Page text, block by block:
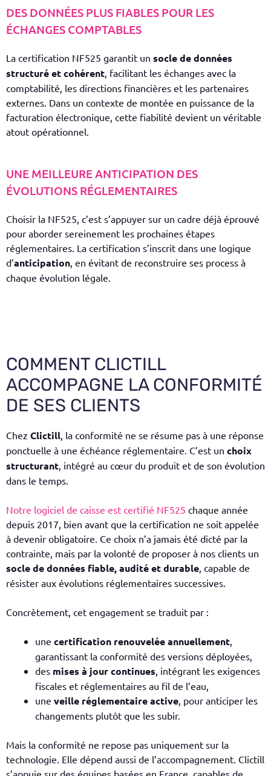
DES DONNÉES PLUS FIABLES POUR LES
ÉCHANGES COMPTABLES
La certification NF525 garantit un socle de données
structuré et cohérent, facilitant les échanges avec la
comptabilité, les directions financières et les partenaires
externes. Dans un contexte de montée en puissance de la
facturation électronique, cette fiabilité devient un véritable
atout opérationnel.
UNE MEILLEURE ANTICIPATION DES
ÉVOLUTIONS RÉGLEMENTAIRES
Choisir la NF525, c’est s’appuyer sur un cadre déjà éprouvé
pour aborder sereinement les prochaines étapes
réglementaires. La certification s’inscrit dans une logique
d’anticipation, en évitant de reconstruire ses process à
chaque évolution légale.
COMMENT CLICTILL
ACCOMPAGNE LA CONFORMITÉ
DE SES CLIENTS
Chez Clictill, la conformité ne se résume pas à une réponse
ponctuelle à une échéance réglementaire. C’est un choix
structurant, intégré au cœur du produit et de son évolution
dans le temps.
Notre logiciel de caisse est certifié NF525 chaque année
depuis 2017, bien avant que la certification ne soit appelée
à devenir obligatoire. Ce choix n’a jamais été dicté par la
contrainte, mais par la volonté de proposer à nos clients un
socle de données fiable, audité et durable, capable de
résister aux évolutions réglementaires successives.
Concrètement, cet engagement se traduit par :
une certification renouvelée annuellement,
garantissant la conformité des versions déployées,
des mises à jour continues, intégrant les exigences
fiscales et réglementaires au fil de l’eau,
une veille réglementaire active, pour anticiper les
changements plutôt que les subir.
Mais la conformité ne repose pas uniquement sur la
technologie. Elle dépend aussi de l’accompagnement. Clictill